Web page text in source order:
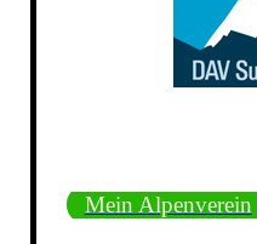
Mein Alpenverein